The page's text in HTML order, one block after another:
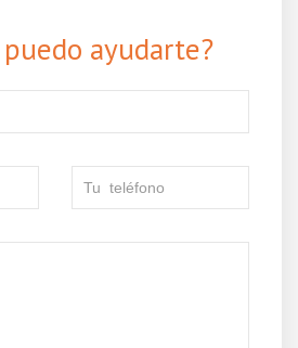
ayudarte?